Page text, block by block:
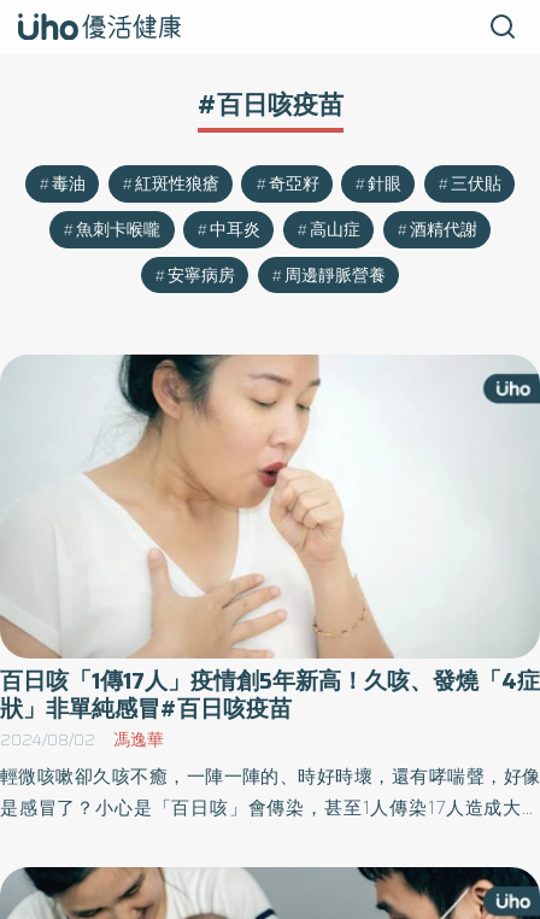
#百日咳疫苗
毒油 紅斑性狼瘡 奇亞籽 針眼
三伏貼
魚刺卡喉嚨
中耳炎 高山症
酒精代謝
安寧病房
周邊靜脈營養
百日咳「1傳17人」疫情創5年新高！久咳、發燒「4症
狀」非單純感冒#百日咳疫苗
2024/08/02 馮逸華
輕微咳嗽卻久咳不癒，一陣一陣的、時好時壞，還有哮喘聲，好像
是感冒了？小心是「百日咳」會傳染，甚至1人傳染17人造成大流
苗，其中以孕婦接種疫苗，以保護新生兒預防感染最為重要，且每
次懷孕都應接種一次疫苗。